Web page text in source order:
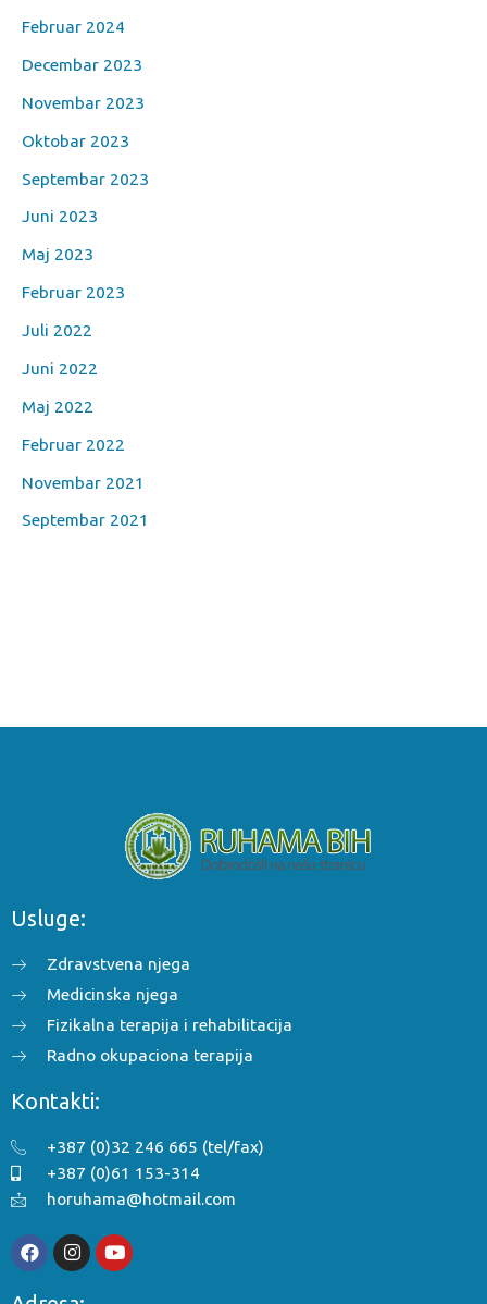
Februar 2024
Decembar 2023
Novembar 2023
Oktobar 2023
Septembar 2023
Juni 2023
Maj 2023
Februar 2023
Juli 2022
Juni 2022
Maj 2022
Februar 2022
Novembar 2021
Septembar 2021
Usluge:
Zdravstvena njega
Medicinska njega
Fizikalna terapija i rehabilitacija
Radno okupaciona terapija
Kontakti:
+387 (0)32 246 665 (tel/fax)
+387 (0)61 153-314
horuhama@hotmail.com